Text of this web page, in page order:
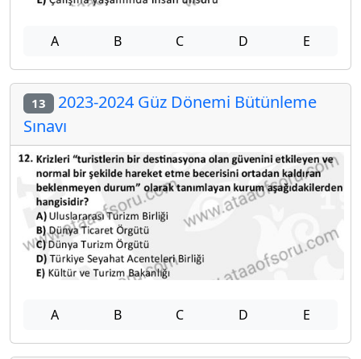
A B C D E
13 2023-2024 Güz Dönemi Bütünleme
Sınavı
A B C D E